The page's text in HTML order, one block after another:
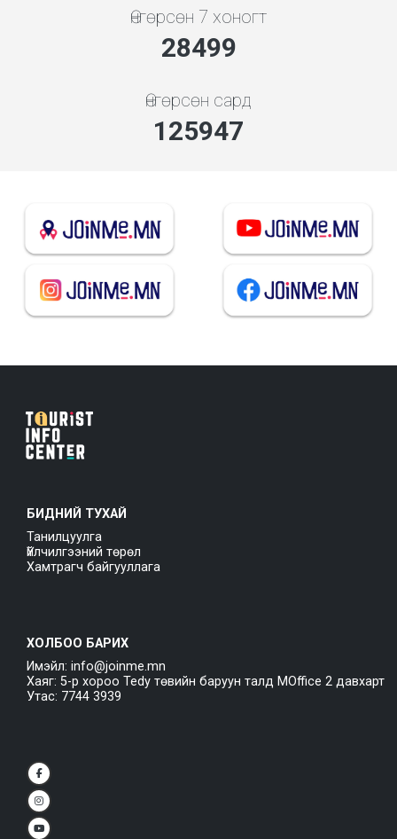
Өнгөрсөн 7 хоногт
30691
Өнгөрсөн сард
135636
БИДНИЙ ТУХАЙ
Танилцуулга
Үйлчилгээний төрөл
Хамтрагч байгууллага
ХОЛБОО БАРИХ
Имэйл: info@joinme.mn
Хаяг: 5-р хороо Tedy төвийн баруун талд MOffice 2 давхарт
Утас: 7744 3939